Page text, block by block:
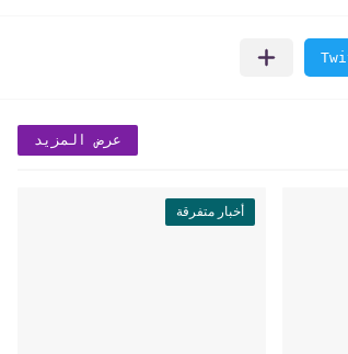
عرض المزيد
أخبار متفرقة